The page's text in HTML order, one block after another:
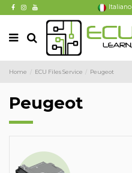
Italiano
Home ECU Files Service Peugeot
Peugeot